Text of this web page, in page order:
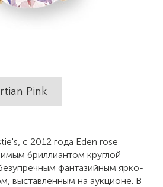
Pink
с 2012 года Eden rose
бриллиантом круглой
фантазийным ярко-
выставленным на аукционе. В